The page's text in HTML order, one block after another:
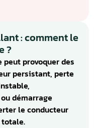
: comment le
?
provoquer des
persistant, perte
démarrage
le conducteur
totale.